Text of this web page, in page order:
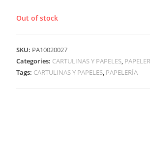
Out of stock
SKU: PA10020027
Categories: CARTULINAS Y PAPELES
Tags: CARTULINAS Y PAPELES PAPELERÍA